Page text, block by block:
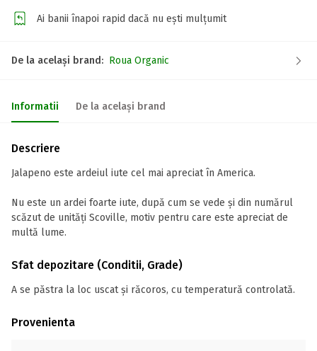
Ai banii înapoi rapid dacă nu ești mulțumit
De la același brand: Roua Organic
Informatii De la același brand
Descriere
Jalapeno este ardeiul iute cel mai apreciat în America.
Nu este un ardei foarte iute, după cum se vede și din numărul
scăzut de unități Scoville, motiv pentru care este apreciat de
multă lume.
Sfat depozitare (Conditii, Grade)
A se păstra la loc uscat și răcoros, cu temperatură controlată.
Provenienta